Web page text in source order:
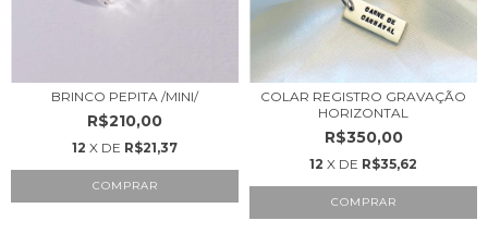
BRINCO PEPITA /MINI/
R$210,00
12 X DE R$21,37
COLAR REGISTRO GRAVAÇÃO
HORIZONTAL
R$350,00
12 X DE R$35,62